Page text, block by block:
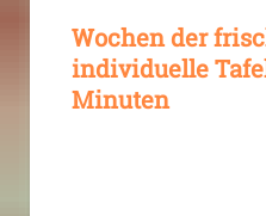
Wochen der
individuelle
Minuten